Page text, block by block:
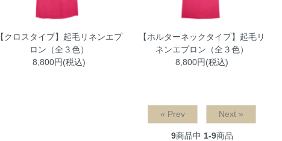
【クロスタイプ】起毛リネンエプ
ロン（全３色）
8,800円(税込)
【ホルターネックタイプ】起毛リ
ネンエプロン（全３色）
8,800円(税込)
« Prev Next »
9商品中 1-9商品